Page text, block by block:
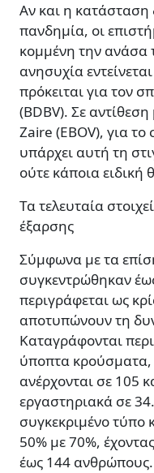
Αν και η κατάσταση
πανδημία, οι
κομμένη την ανάσα
ανησυχία
πρόκειται για τον
(BDBV). Σε
Zaire (EBOV), για το
υπάρχει αυτή τη
ούτε κάποια ειδική
Τα τελευταία
έξαρσης
Σύμφωνα με τα
συγκεντρώθηκαν
περιγράφεται ως
αποτυπώνουν τη
Καταγράφονται
ύποπτα κρούσματα,
ανέρχονται σε 105
εργαστηριακά σε
συγκεκριμένο τύπο
50% με 70%,
έως 144 ανθρώπους.